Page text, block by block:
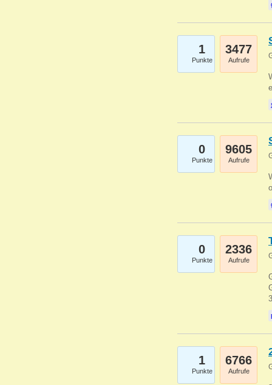
1
Punkte
3477
Aufrufe
0
Punkte
9605
Aufrufe
0
Punkte
2336
Aufrufe
1
Punkte
6766
Aufrufe